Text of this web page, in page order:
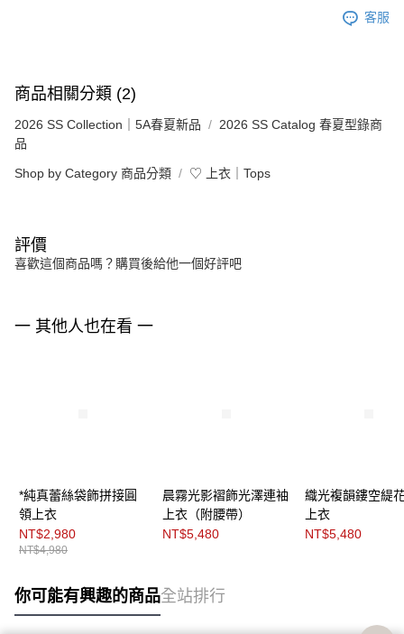
客服
商品相關分類 (2)
2026 SS Collection｜5A春夏新品
2026 SS Catalog 春夏型錄商
品
Shop by Category 商品分類 ♡ 上衣｜Tops
評價
喜歡這個商品嗎？購買後給他一個好評吧
一 其他人也在看 一
*純真蕾絲袋飾拼接圓
領上衣
NT$2,980
NT$4,980
晨霧光影褶飾光澤連袖
上衣（附腰帶）
NT$5,480
織光複韻鏤空緹
上衣
NT$5,480
你可能有興趣的商品全站排行